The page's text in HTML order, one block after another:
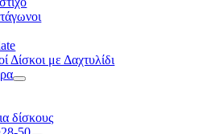
Δίσκοι με Δαχτυλίδι
δίσκους